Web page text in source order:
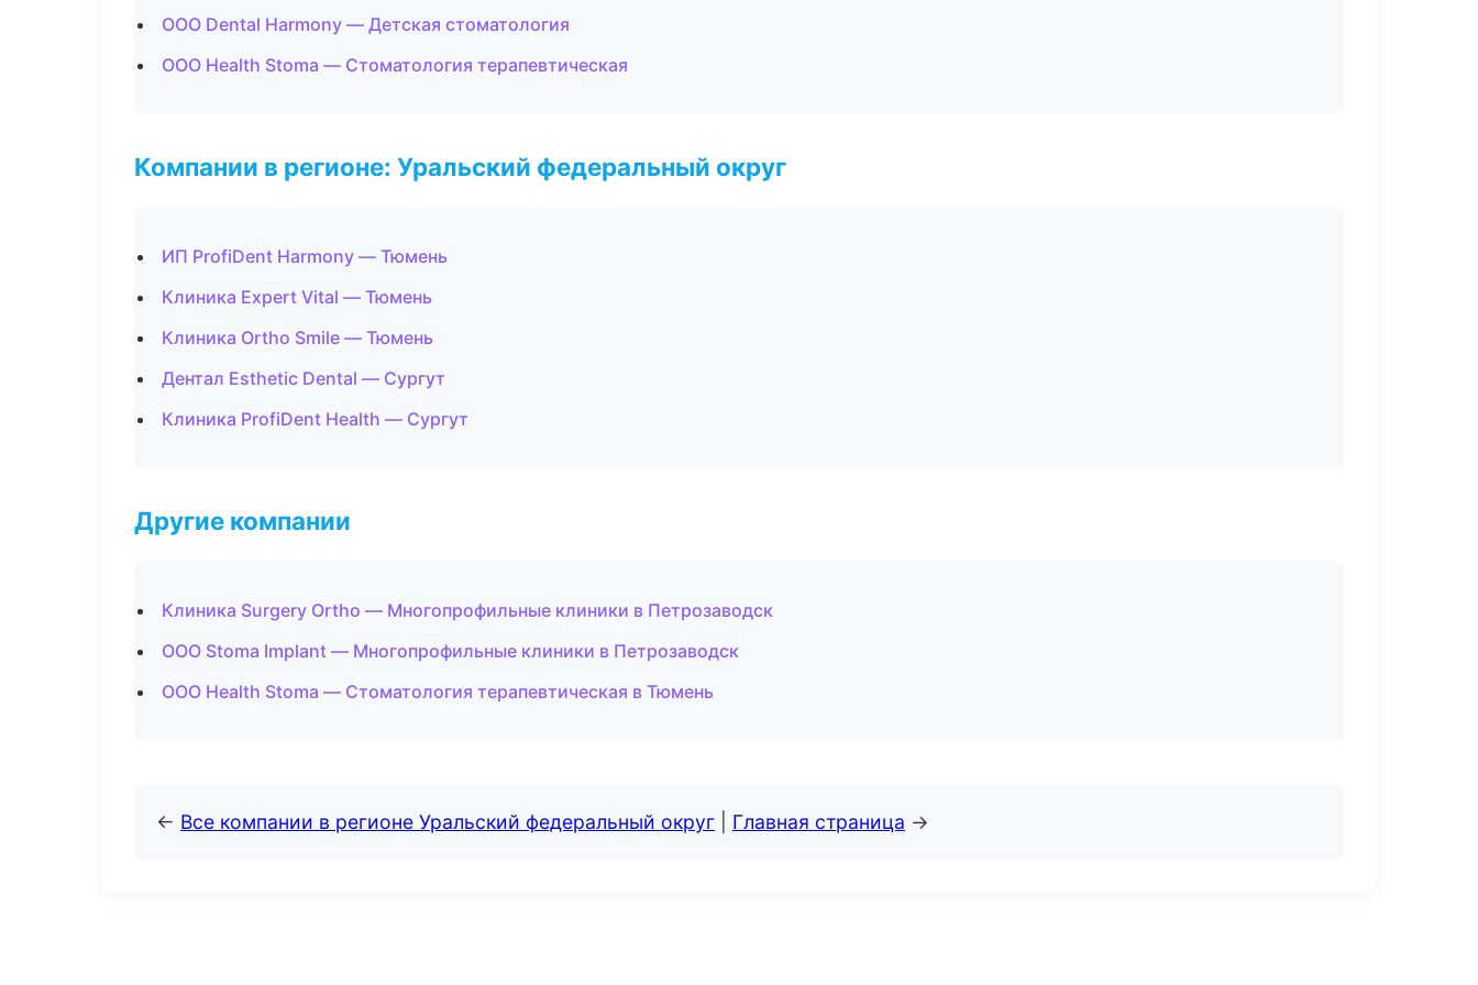
ООО Dental Harmony — Детская стоматология
ООО Health Stoma — Стоматология терапевтическая
Компании в регионе: Уральский федеральный округ
ИП ProfiDent Harmony — Тюмень
Клиника Expert Vital — Тюмень
Клиника Ortho Smile — Тюмень
Дентал Esthetic Dental — Сургут
Клиника ProfiDent Health — Сургут
Другие компании
Клиника Surgery Ortho — Многопрофильные клиники в Петрозаводск
ООО Stoma Implant — Многопрофильные клиники в Петрозаводск
ООО Health Stoma — Стоматология терапевтическая в Тюмень
← Все компании в регионе Уральский федеральный округ Главная страница →